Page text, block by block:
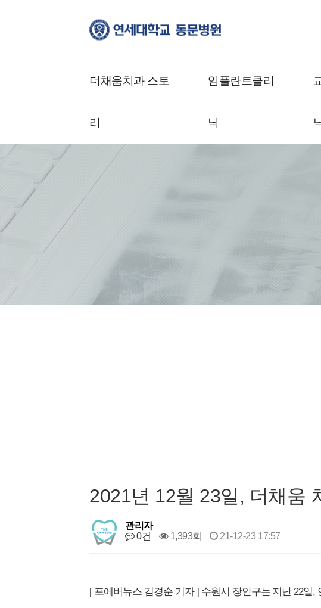
더채움치과 스토
리
임플란트클리
닉
2021년 12월 23일, 더채움
관리자
0건
1,393회 21-12-23 17:57
[ 포에버뉴스 김경순 기자 ] 수원시 장안구는 지난 22일